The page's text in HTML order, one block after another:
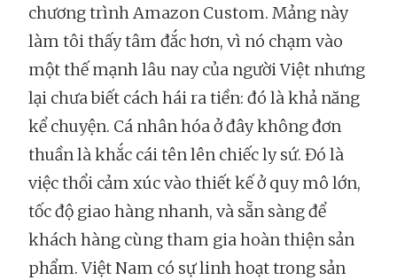
chương trình Amazon Custom. Mảng này
làm tôi thấy tâm đắc hơn, vì nó chạm vào
một thế mạnh lâu nay của người Việt nhưng
lại chưa biết cách hái ra tiền: đó là khả năng
kể chuyện. Cá nhân hóa ở đây không đơn
thuần là khắc cái tên lên chiếc ly sứ. Đó là
việc thổi cảm xúc vào thiết kế ở quy mô lớn,
tốc độ giao hàng nhanh, và sẵn sàng để
khách hàng cùng tham gia hoàn thiện sản
phẩm. Việt Nam có sự linh hoạt trong sản